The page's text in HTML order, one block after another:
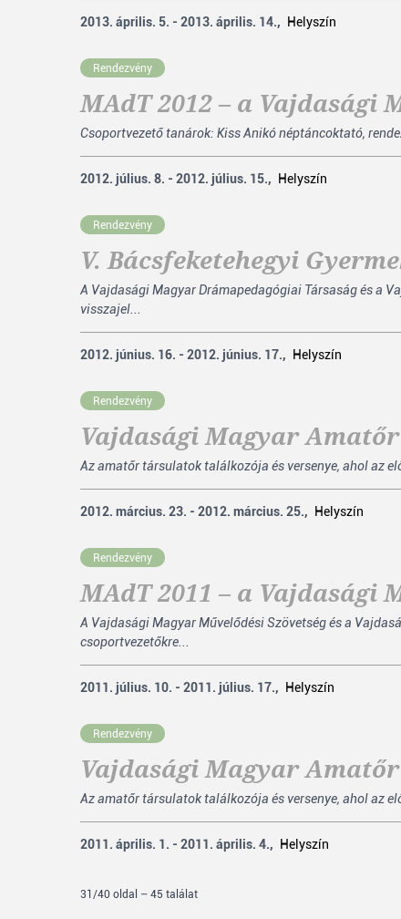
2013. április. 5. - 2013. április. 14., Helyszín
Rendezvény
MAdT 2012 – a
Csoportvezető tanárok: Kiss Anikó néptáncoktató,
2012. július. 8. - 2012. július. 15., Helyszín
Rendezvény
V. Bácsfeketehegyi
A Vajdasági Magyar Drámapedagógiai Társaság és a
visszajel...
2012. június. 16. - 2012. június. 17., Helyszín
Rendezvény
Vajdasági Magyar
Az amatőr társulatok találkozója és versenye, ahol az
2012. március. 23. - 2012. március. 25., Helyszín
Rendezvény
MAdT 2011 – a
A Vajdasági Magyar Művelődési Szövetség és a
csoportvezetőkre...
2011. július. 10. - 2011. július. 17., Helyszín
Rendezvény
Vajdasági Magyar
Az amatőr társulatok találkozója és versenye, ahol az
2011. április. 1. - 2011. április. 4., Helyszín
31/40 oldal – 45 találat